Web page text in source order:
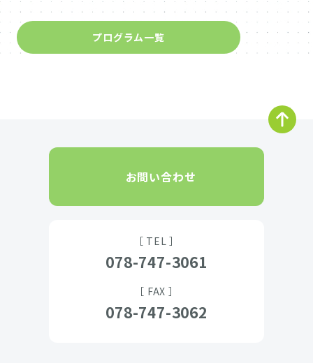
プログラム一覧
お問い合わせ
［ TEL ］
078-747-3061
［ FAX ］
078-747-3062